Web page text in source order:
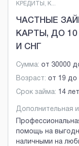
КРЕДИТЫ, К...
ЧАСТНЫЕ
КАРТЫ, ДО
И СНГ
Сумма: от 30000
Возраст: от 19 до
Срок займа: 14 лет
Дополнительная
помощь на
наличными на